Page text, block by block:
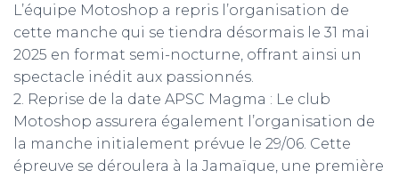
L’équipe Motoshop a repris l’organisation de
cette manche qui se tiendra désormais le 31 mai
2025 en format semi-nocturne, offrant ainsi un
spectacle inédit aux passionnés.
2.⁠ ⁠Reprise de la date APSC Magma : Le club
Motoshop assurera également l’organisation de
la manche initialement prévue le 29/06. Cette
épreuve se déroulera à la Jamaïque, une première